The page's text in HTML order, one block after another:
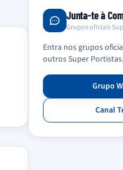
Junta-te à
Grupos oficiais
Entra nos grupos
outros Super Portistas.
Grupo
Canal